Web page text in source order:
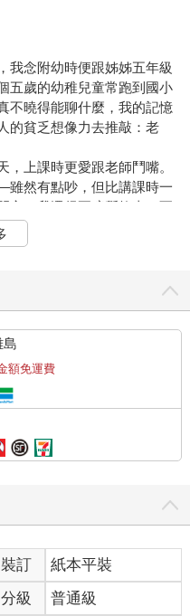
我念附幼時便跟姊姊五年級
五歲的幼稚兒童常跑到國小
不曉得能聊什麼，我的記憶
的貧乏想像力去推敲：老
，上課時更愛跟老師鬥嘴。
然有點吵，但比講課時一
心，我還得要瞎掰故事，至
話不落地的矮個子女生，故
不覺認真推打了起來，我快
有跆拳道館，能去的只有圖
來的同學旁邊，記得她戴著
語。她聊到跟家人出遊騎馬
很好玩。」其實牛我比較常
也擅長撒謊欺騙自己。歷年
回老家跟阿公阿媽吃吃飯，
常菜的鄉下兒童來說，烤肉
伯一家臨時回不來，我父母
麼度假般的烤肉活動，瓦斯
的路燈不知在何時點起，但
暗淡的巷口駛進。我生悶
島
額免運費
裝訂
紙本平裝
分級 普通級